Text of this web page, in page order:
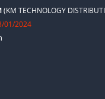
(KM TECHNOLOGY
01/2024